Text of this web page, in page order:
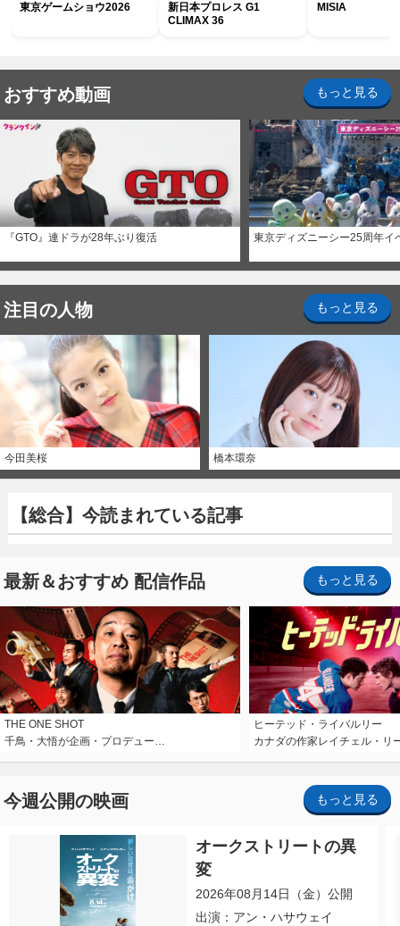
東京ゲームショウ2026
新日本プロレス G1
CLIMAX 36
MISIA
おすすめ動画 もっと見る
『GTO』連ドラが28年ぶり復活 東京ディズニーシー25周年イ
注目の人物 もっと見る
今田美桜 橋本環奈
【総合】今読まれている記事
最新＆おすすめ 配信作品 もっと見る
THE ONE SHOT
千鳥・大悟が企画・プロデュー…
ヒーテッド・ライバルリー
カナダの作家レイチェル・リ
今週公開の映画 もっと見る
オークストリートの異
変
2026年08月14日（金）公開
出演：アン・ハサウェイ